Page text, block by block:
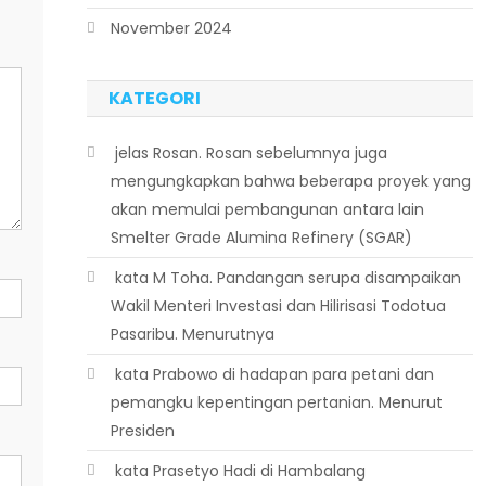
November 2024
KATEGORI
 jelas Rosan. Rosan sebelumnya juga
mengungkapkan bahwa beberapa proyek yang
akan memulai pembangunan antara lain
Smelter Grade Alumina Refinery (SGAR)
 kata M Toha. Pandangan serupa disampaikan
Wakil Menteri Investasi dan Hilirisasi Todotua
Pasaribu. Menurutnya
 kata Prabowo di hadapan para petani dan
pemangku kepentingan pertanian. Menurut
Presiden
 kata Prasetyo Hadi di Hambalang